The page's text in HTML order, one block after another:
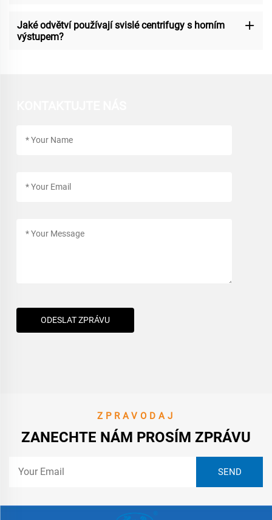
Jaké odvětví používají svislé centrifugy s horním
výstupem?
ODESLAT ZPRÁVU
ZPRAVODAJ
ZANECHTE NÁM PROSÍM ZPRÁVU